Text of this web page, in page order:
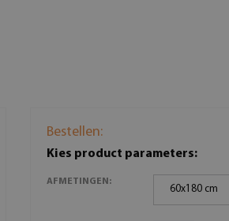
Bestellen:
Kies product parameters:
AFMETINGEN:
60x180 cm